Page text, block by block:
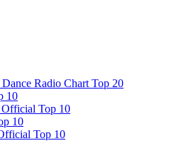
Radio Chart Top 20
10
Official Top 10
10
Top 10